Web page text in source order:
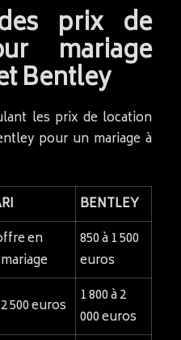
prix de
mariage
Bentley
les prix de location
pour un mariage à
BENTLEY
en
850 à 1 500
euros
500 euros
1 800 à 2
000 euros